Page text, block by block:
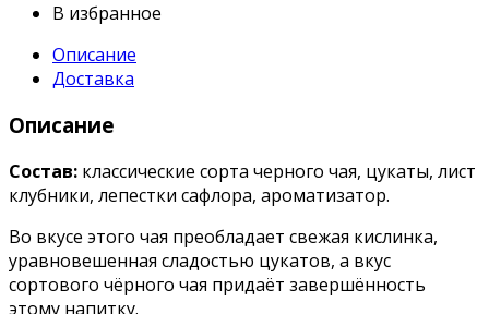
В избранное
Описание
Доставка
Описание
Состав: классические сорта черного чая, цукаты, лист
клубники, лепестки сафлора, ароматизатор.
Во вкусе этого чая преобладает свежая кислинка,
уравновешенная сладостью цукатов, а вкус
сортового чёрного чая придаёт завершённость
этому напитку.